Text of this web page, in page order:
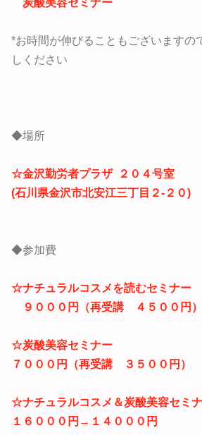
*お時間が伸びることもございますの
しください
◆場所
☆金沢勤労者プラザ ２０４号室
(石川県金沢市北安江三丁目２-２０)
◆参加費
☆ナチュラルコスメを読むセミナー
９０００円（再受講 ４５００円）
☆炭酸美容セミナー
７０００円（再受講 ３５００円）
☆ナチュラルコスメ＆炭酸美容セミ
１６０００円→１４０００円